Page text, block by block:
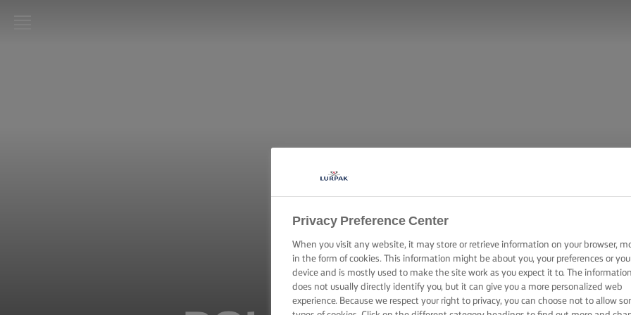
Privacy Preference Center
When you visit any website, it may store or retrieve information on your browser,
in the form of cookies. This information might be about you, your preferences or
device and is mostly used to make the site work as you expect it to. The information
does not usually directly identify you, but it can give you a more personalized web
experience. Because we respect your right to privacy, you can choose not to allow